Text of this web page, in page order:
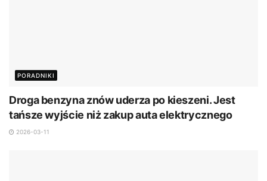
PORADNIKI
Droga benzyna znów uderza po kieszeni. Jest
tańsze wyjście niż zakup auta elektrycznego
2026-03-11